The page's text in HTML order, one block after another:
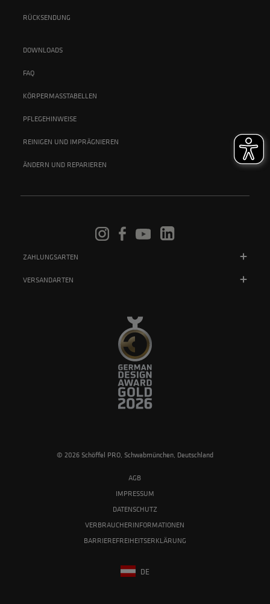
RÜCKSENDUNG
DOWNLOADS
FAQ
KÖRPERMASSTABELLEN
PFLEGEHINWEISE
REINIGEN UND IMPRÄGNIEREN
ÄNDERN UND REPARIEREN
ZAHLUNGSARTEN
VERSANDARTEN
© 2026 Schöffel PRO, Schwabmünchen, Deutschland
AGB
IMPRESSUM
DATENSCHUTZ
VERBRAUCHERINFORMATIONEN
BARRIEREFREIHEITSERKLÄRUNG
DE